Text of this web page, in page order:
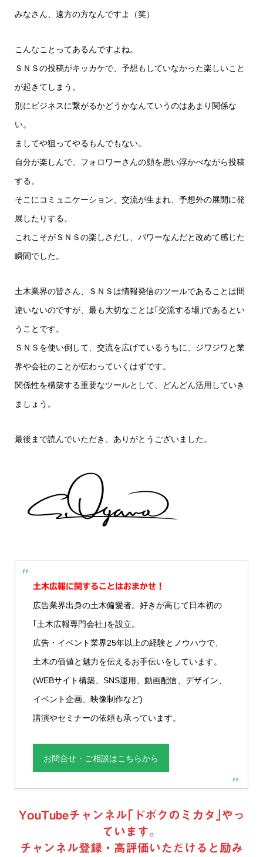
みなさん、遠方の方なんですよ（笑）
こんなことってあるんですよね。
ＳＮＳの投稿がキッカケで、予想もしていなかった楽しいこと
が起きてしまう。
別にビジネスに繋がるかどうかなんていうのはあまり関係な
い。
ましてや狙ってやるもんでもない。
自分が楽しんで、フォロワーさんの顔を思い浮かべながら投稿
する。
そこにコミュニケーション、交流が生まれ、予想外の展開に発
展したりする。
これこそがＳＮＳの楽しさだし、パワーなんだと改めて感じた
瞬間でした。
土木業界の皆さん、ＳＮＳは情報発信のツールであることは間
違いないのですが、最も大切なことは｢交流する場｣であるとい
うことです。
ＳＮＳを使い倒して、交流を広げているうちに、ジワジワと業
界や会社のことが伝わっていくはずです。
関係性を構築する重要なツールとして、どんどん活用していき
ましょう。
最後まで読んでいただき、ありがとうございました。
土木広報に関することはおまかせ！
広告業界出身の土木偏愛者。好きが高じて日本初の
｢土木広報専門会社｣を設立。
広告・イベント業界25年以上の経験とノウハウで、
土木の価値と魅力を伝えるお手伝いをしています。
(WEBサイト構築、SNS運用、動画配信、デザイン、
イベント企画、映像制作など)
講演やセミナーの依頼も承っています。
お問合せ・ご相談はこちらから
YouTubeチャンネル｢ドボクのミカタ｣やっ
ています。
チャンネル登録・高評価いただけると励み